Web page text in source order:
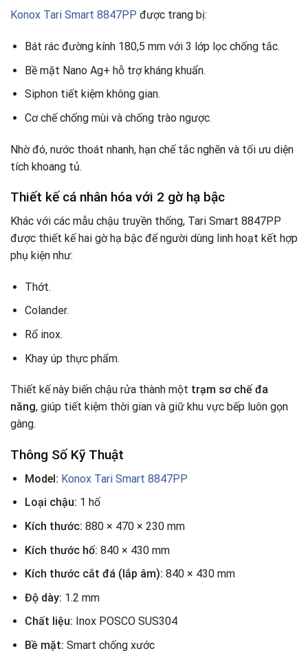
Konox Tari Smart 8847PP được trang bị:
Bát rác đường kính 180,5 mm với 3 lớp lọc chống tắc.
Bề mặt Nano Ag+ hỗ trợ kháng khuẩn.
Siphon tiết kiệm không gian.
Cơ chế chống mùi và chống trào ngược.
Nhờ đó, nước thoát nhanh, hạn chế tắc nghẽn và tối ưu diện
tích khoang tủ.
Thiết kế cá nhân hóa với 2 gờ hạ bậc
Khác với các mẫu chậu truyền thống, Tari Smart 8847PP
được thiết kế hai gờ hạ bậc để người dùng linh hoạt kết hợp
phụ kiện như:
Thớt.
Colander.
Rổ inox.
Khay úp thực phẩm.
Thiết kế này biến chậu rửa thành một trạm sơ chế đa
năng, giúp tiết kiệm thời gian và giữ khu vực bếp luôn gọn
gàng.
Thông Số Kỹ Thuật
Model: Konox Tari Smart 8847PP
Loại chậu: 1 hố
Kích thước: 880 × 470 × 230 mm
Kích thước hố: 840 × 430 mm
Kích thước cắt đá (lắp âm): 840 × 430 mm
Độ dày: 1.2 mm
Chất liệu: Inox POSCO SUS304
Bề mặt: Smart chống xước